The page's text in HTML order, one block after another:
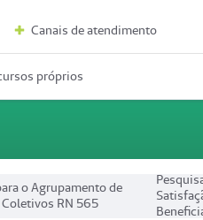
Canais de atendimento
próprios
o Agrupamento de
RN 565